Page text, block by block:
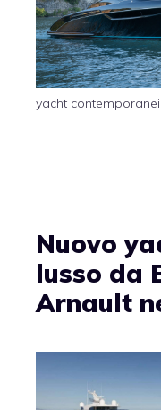
yacht contemporanei
Nuovo
lusso da
Arnault